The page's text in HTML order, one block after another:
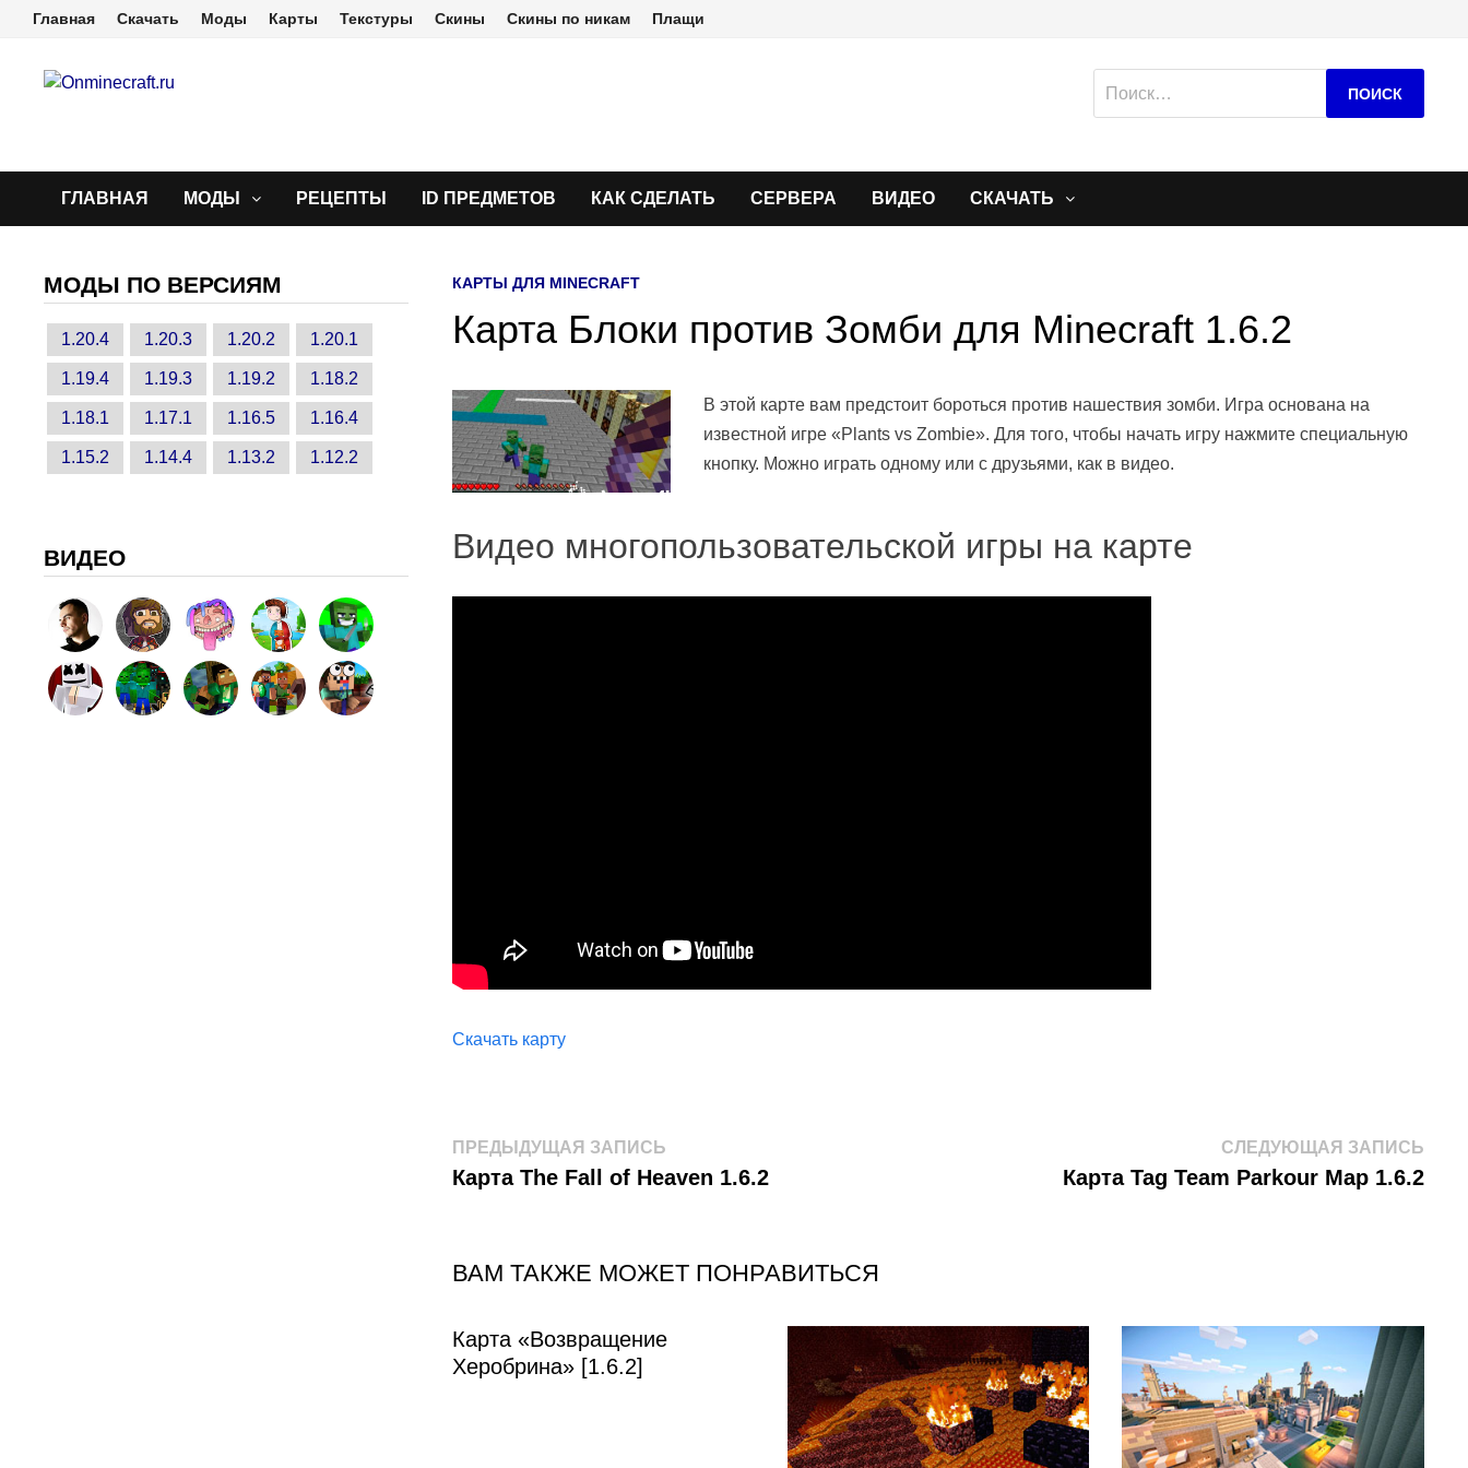
ПерейтиГлавная Скачать Моды Карты Текстуры Скины Скины по никам Плащи
ГЛАВНАЯ МОДЫ РЕЦЕПТЫ ID ПРЕДМЕТОВ КАК СДЕЛАТЬ СЕРВЕРА ВИДЕО СКАЧАТЬ
КАРТЫ ДЛЯ MINECRAFT
Карта Блоки против Зомби для Minecraft 1.6.2
В этой карте вам предстоит бороться против нашествия зомби. Игра основана на
известной игре «Plants vs Zombie». Для того, чтобы начать игру нажмите специальную
кнопку. Можно играть одному или с друзьями, как в видео.
Видео многопользовательской игры на карте
Скачать карту
Навигация
по
ПРЕДЫДУЩАЯ ЗАПИСЬ
запись:
Карта The Fall of Heaven 1.6.2
СЛЕДУЮЩАЯ ЗАПИСЬ
Карта Tag Team Parkour Map 1.6.2
ВАМ ТАКЖЕ МОЖЕТ ПОНРАВИТЬСЯ
Карта «Возвращение
Херобрина» [1.6.2]
МОДЫ ПО ВЕРСИЯМ
1.20.4 1.20.3 1.20.2 1.20.1
1.19.4 1.19.3 1.19.2 1.18.2
1.18.1 1.17.1 1.16.5 1.16.4
1.15.2 1.14.4 1.13.2 1.12.2
ВИДЕО